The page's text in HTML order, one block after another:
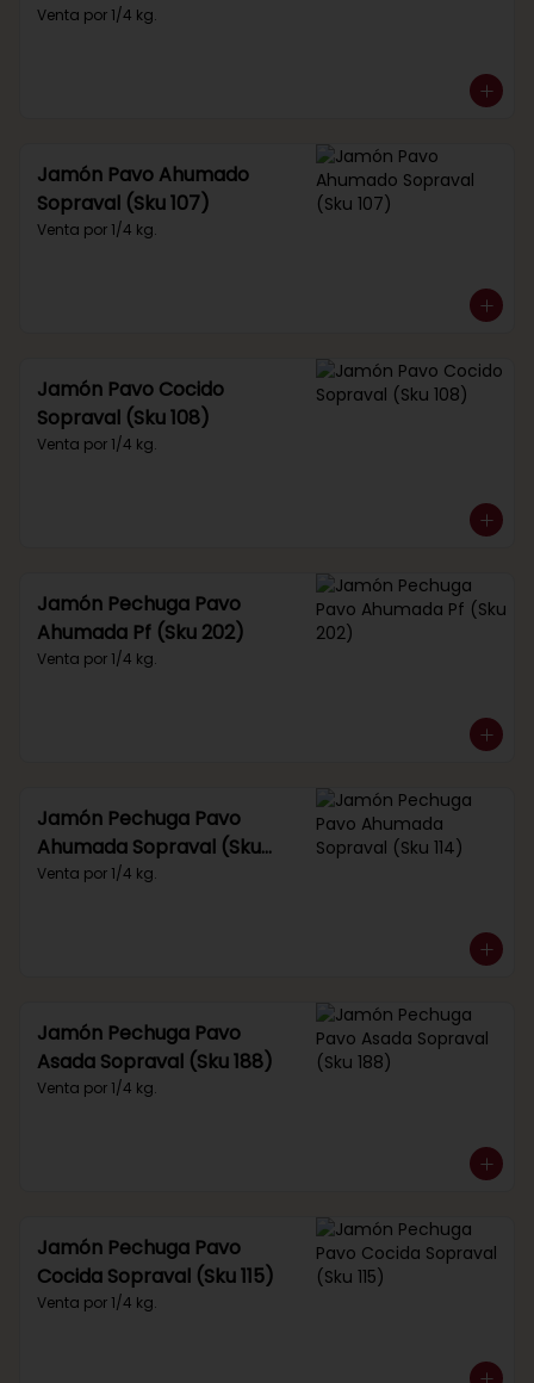
Venta por 1/4 kg.
Jamón Pavo Ahumado
Sopraval (Sku 107)
Venta por 1/4 kg.
Jamón Pavo Cocido
Sopraval (Sku 108)
Venta por 1/4 kg.
Jamón Pechuga Pavo
Ahumada Pf (Sku 202)
Venta por 1/4 kg.
Jamón Pechuga Pavo
Ahumada Sopraval (Sku
114)
Venta por 1/4 kg.
Jamón Pechuga Pavo
Asada Sopraval (Sku 188)
Venta por 1/4 kg.
Jamón Pechuga Pavo
Cocida Sopraval (Sku 115)
Venta por 1/4 kg.